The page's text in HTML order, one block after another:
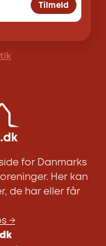
Tilmeld
for Danmarks
Her kan
de har eller får
→